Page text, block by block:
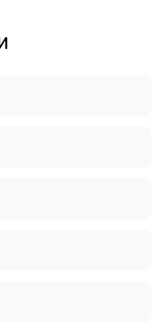
для аренды
belbooking.by.